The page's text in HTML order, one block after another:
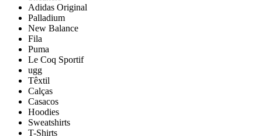
Adidas Original
Palladium
New Balance
Fila
Puma
Le Coq Sportif
ugg
Têxtil
Calças
Casacos
Hoodies
Sweatshirts
T-Shirts